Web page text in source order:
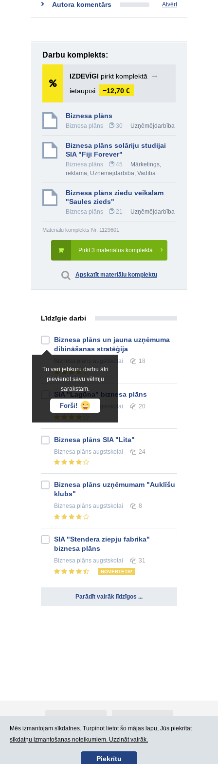
Autora komentārs Atvērt
Darbu komplekts:
IZDEVĪGI pirkt komplektā
➞
ietaupīsi
−12,70 €
Biznesa plāns
Biznesa plāns 30 Uzņēmējdarbība
Biznesa plāns solāriju studijai
SIA "Fiji Forever"
Biznesa plāns 45
Mārketings,
reklāma, Uzņēmējdarbība, Vadība
Biznesa plāns ziedu veikalam
"Saules zieds"
Biznesa plāns 21 Uzņēmējdarbība
Materiālu komplekts Nr. 1129601
Pirkt 3 materiālus komplektā
Apskatīt materiālu komplektu
Līdzīgie darbi
Tu vari jebkuru darbu ātri
pievienot savu vēlmju
sarakstam.
Forši!
Biznesa plāns un jauna uzņēmuma
dibināšanas stratēģija
augstskolai 18
SIA "Lagūna" biznesa plāns
Biznesa plāns augstskolai 20
Biznesa plāns SIA "Lita"
Biznesa plāns augstskolai 24
Biznesa plāns uzņēmumam "Auklīšu
klubs"
Biznesa plāns augstskolai 8
SIA "Stendera ziepju fabrika"
biznesa plāns
Biznesa plāns augstskolai 31
NOVĒRTĒTS!
Parādīt vairāk līdzīgos ...
Kontakti Lietošanas noteikumi
Mēs izmantojam sīkdatnes. Turpinot lietot šo mājas lapu, Jūs piekrītat
sīkdatņu izmantošanas noteikumiem. Uzzināt vairāk.
Piekrītu